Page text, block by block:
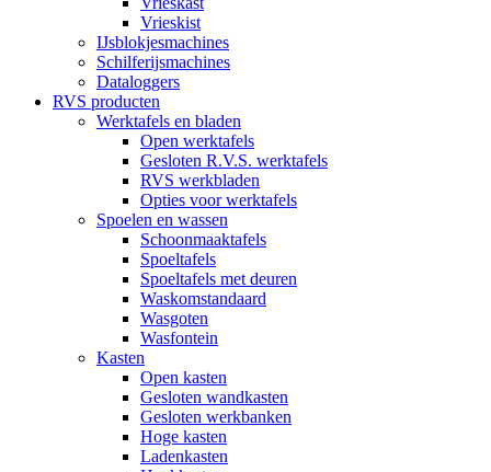
Vrieskist
IJsblokjesmachines
Schilferijsmachines
Dataloggers
RVS producten
Werktafels en bladen
Open werktafels
Gesloten R.V.S. werktafels
RVS werkbladen
Opties voor werktafels
Spoelen en wassen
Schoonmaaktafels
Spoeltafels
Spoeltafels met deuren
Waskomstandaard
Wasgoten
Wasfontein
Kasten
Open kasten
Gesloten wandkasten
Gesloten werkbanken
Hoge kasten
Ladenkasten